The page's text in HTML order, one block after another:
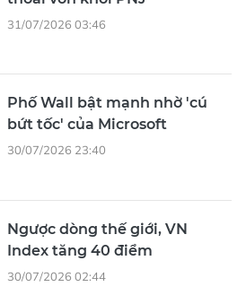
31/07/2026 03:46
Phố Wall bật mạnh nhờ 'cú
bứt tốc' của Microsoft
30/07/2026 23:40
Ngược dòng thế giới, VN
Index tăng 40 điểm
30/07/2026 02:44